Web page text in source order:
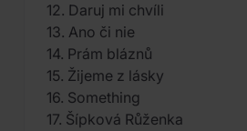
12. Daruj mi chvíli
13. Ano či nie
14. Prám bláznů
15. Žijeme z lásky
16. Something
17. Šípková Růženka